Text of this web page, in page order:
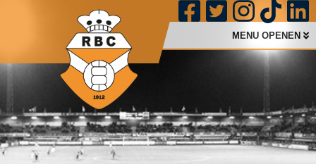
MENU OPENEN